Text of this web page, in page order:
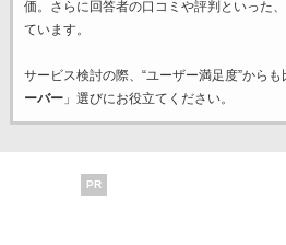
価。さらに回答者の口コミや評判といった
ています。
サービス検討の際、“ユーザー満足度”からも
ーバー」選びにお役立てください。
PR